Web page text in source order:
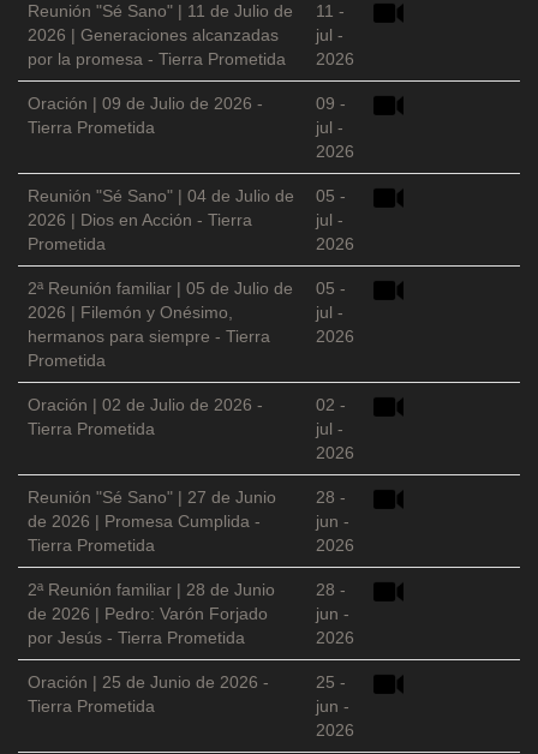
Reunión "Sé Sano" | 11 de Julio de
2026 | Generaciones alcanzadas
por la promesa - Tierra Prometida
11 -
jul -
2026
Oración | 09 de Julio de 2026 -
Tierra Prometida
09 -
jul -
2026
Reunión "Sé Sano" | 04 de Julio de
2026 | Dios en Acción - Tierra
Prometida
05 -
jul -
2026
2ª Reunión familiar | 05 de Julio de
2026 | Filemón y Onésimo,
hermanos para siempre - Tierra
Prometida
05 -
jul -
2026
Oración | 02 de Julio de 2026 -
Tierra Prometida
02 -
jul -
2026
Reunión "Sé Sano" | 27 de Junio
de 2026 | Promesa Cumplida -
Tierra Prometida
28 -
jun -
2026
2ª Reunión familiar | 28 de Junio
de 2026 | Pedro: Varón Forjado
por Jesús - Tierra Prometida
28 -
jun -
2026
Oración | 25 de Junio de 2026 -
Tierra Prometida
25 -
jun -
2026